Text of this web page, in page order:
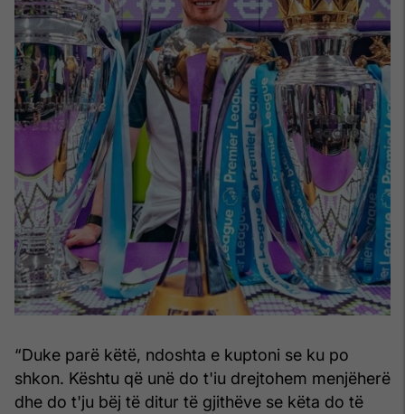
“Duke parë këtë, ndoshta e kuptoni se ku po
shkon. Kështu që unë do t'iu drejtohem menjëherë
dhe do t'ju bëj të ditur të gjithëve se këta do të